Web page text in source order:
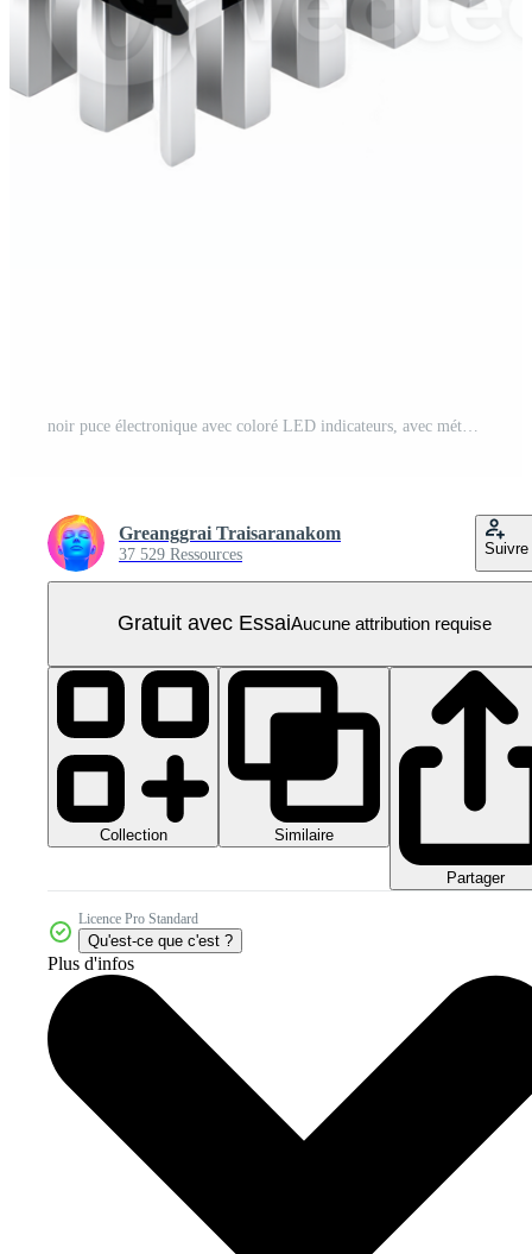
Greanggrai Traisaranakom
37 529 Ressources Suivre
Gratuit avec EssaiAucune attribution requise
Collection Similaire
Partager
Licence Pro Standard
Qu'est-ce que c'est ?
Plus d'infos